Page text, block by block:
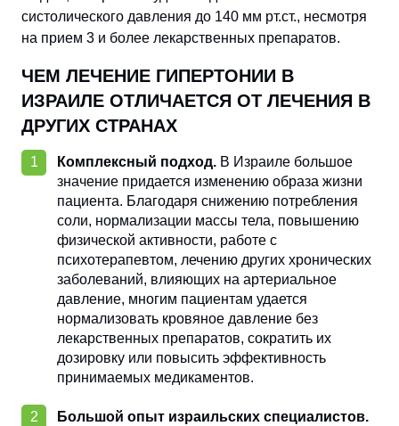
систолического давления до 140 мм рт.ст., несмотря
на прием 3 и более лекарственных препаратов.
ЧЕМ ЛЕЧЕНИЕ ГИПЕРТОНИИ В
ИЗРАИЛЕ ОТЛИЧАЕТСЯ ОТ ЛЕЧЕНИЯ В
ДРУГИХ СТРАНАХ
Комплексный подход. В Израиле большое
значение придается изменению образа жизни
пациента. Благодаря снижению потребления
соли, нормализации массы тела, повышению
физической активности, работе с
психотерапевтом, лечению других хронических
заболеваний, влияющих на артериальное
давление, многим пациентам удается
нормализовать кровяное давление без
лекарственных препаратов, сократить их
дозировку или повысить эффективность
принимаемых медикаментов.
Большой опыт израильских специалистов.